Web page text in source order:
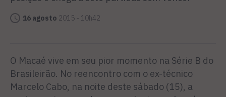
16 agosto 2015 - 10h42
O Macaé vive em seu pior momento na Série B do
Brasileirão. No reencontro com o ex-técnico
Marcelo Cabo, na noite deste sábado (15), a